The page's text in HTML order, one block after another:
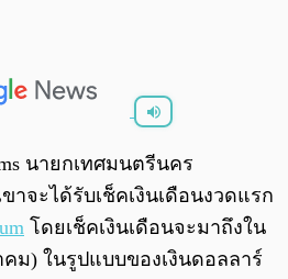
นายกเทศมนตรีนคร
ขาจะได้รับเช็คเงินเดือนงวดแรก
โดยเช็คเงินเดือนจะมาถึงใน
ม) ในรูปแบบของเงินดอลลาร์